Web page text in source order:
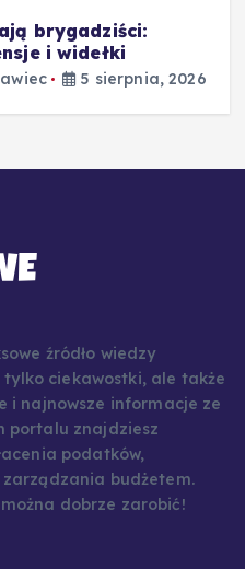
brygadziści:
i widełki
5 sierpnia, 2026
źródło wiedzy
ciekawostki, ale także
i najnowsze informacje ze
portalu znajdziesz
podatków,
budżetem.
dobrze zarobić!